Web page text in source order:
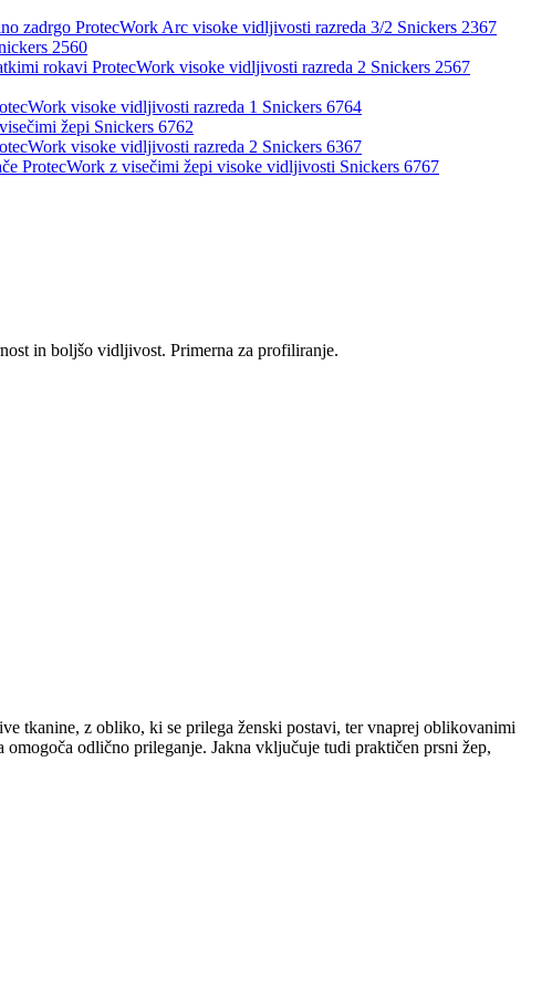
zadrgo ProtecWork Arc visoke vidljivosti razreda 3/2 Snickers 2367
2560
rokavi ProtecWork visoke vidljivosti razreda 2 Snickers 2567
visoke vidljivosti razreda 1 Snickers 6764
žepi Snickers 6762
visoke vidljivosti razreda 2 Snickers 6367
ProtecWork z visečimi žepi visoke vidljivosti Snickers 6767
in boljšo vidljivost. Primerna za profiliranje.
tkanine, z obliko, ki se prilega ženski postavi, ter vnaprej oblikovanimi
odlično prileganje. Jakna vključuje tudi praktičen prsni žep,